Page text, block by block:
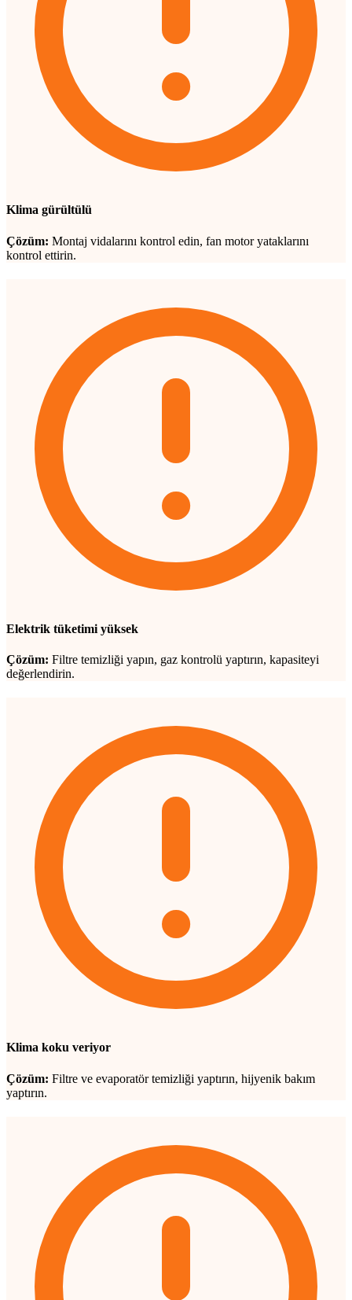
Klima gürültülü
Çözüm: Montaj vidalarını kontrol edin, fan motor yataklarını
kontrol ettirin.
Elektrik tüketimi yüksek
Çözüm: Filtre temizliği yapın, gaz kontrolü yaptırın, kapasiteyi
değerlendirin.
Klima koku veriyor
Çözüm: Filtre ve evaporatör temizliği yaptırın, hijyenik bakım
yaptırın.